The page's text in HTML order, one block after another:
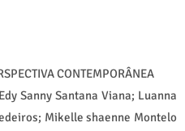
CONTEMPORÂNEA
Sanny Santana Viana; Luanna
Mikelle shaenne Montelo